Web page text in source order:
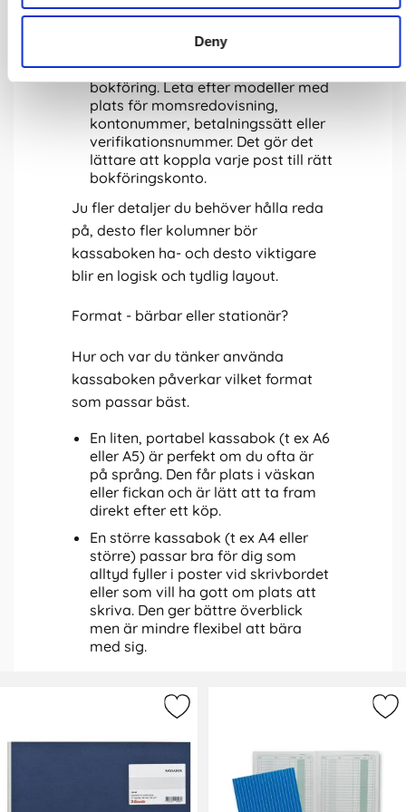
Deny
osv. Det ger tydlig insyn vid
redovisning.
För företag bör du välja en
kassabok som tillåter detaljerad
bokföring. Leta efter modeller med
plats för momsredovisning,
kontonummer, betalningssätt eller
verifikationsnummer. Det gör det
lättare att koppla varje post till rätt
bokföringskonto.
Ju fler detaljer du behöver hålla reda
på, desto fler kolumner bör
kassaboken ha- och desto viktigare
blir en logisk och tydlig layout.
Format - bärbar eller stationär?
Hur och var du tänker använda
kassaboken påverkar vilket format
som passar bäst.
En liten, portabel kassabok (t ex A6
eller A5) är perfekt om du ofta är
på språng. Den får plats i väskan
eller fickan och är lätt att ta fram
direkt efter ett köp.
En större kassabok (t ex A4 eller
större) passar bra för dig som
alltyd fyller i poster vid skrivbordet
eller som vill ha gott om plats att
skriva. Den ger bättre överblick
men är mindre flexibel att bära
med sig.